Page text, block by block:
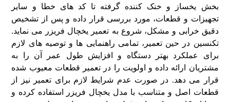
بخش یخساز و خنک‌ کننده گرفته تا کد های خطا و سایر
تجهیزات و قطعات، مورد بررسی قرار داده و پس‌ از تشخیص
دقیق خرابی و مشکل، شروع به تعمیر یخچال فریزر می‌ نماید.
تکنسین در حین تعمیر، تمامی راهنمایی‌ ها و توصیه‌ های لازم
برای عملکرد بهتر دستگاه و افزایش طول عمر آن را به
مشتریان ارائه داده و اولویت را در تعمیر قطعات معیوب شده
قرار می‌ دهد. در صورت عدم شرایط لازم برای تعمیر نیز از
قطعات اصل و متناسب با مدل یخچال فریزر استفاده کرده و